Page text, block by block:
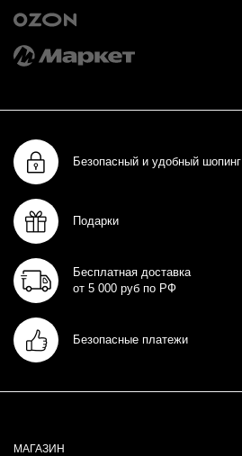
Безопасный и удобный шопинг
Подарки
Бесплатная доставка
от 5 000 руб по РФ
Безопасные платежи
МАГАЗИН